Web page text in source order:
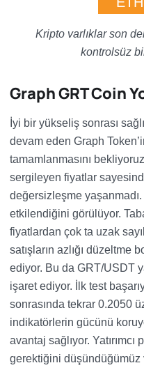
Kripto varlıklar son
kontrolsüz
Graph GRT Coin
İyi bir yükseliş sonrası
devam eden Graph
tamamlanmasını
sergileyen fiyatlar
değersizleşme
etkilendiğini görülüyor.
fiyatlardan çok ta uzak
satışların azlığı düzeltme
ediyor. Bu da GRT/USDT
işaret ediyor. İlk test
sonrasında tekrar 0.2050
indikatörlerin gücünü
avantaj sağlıyor. Yatırımcı
gerektiğini düşündüğümüz